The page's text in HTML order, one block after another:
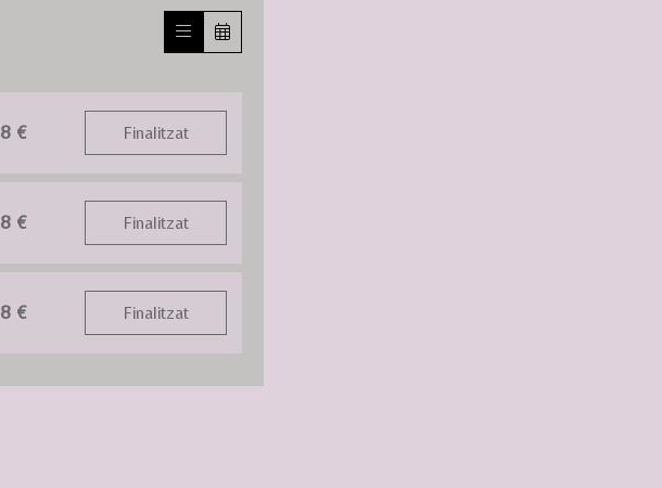
8 € Finalitzat
8 € Finalitzat
8 € Finalitzat